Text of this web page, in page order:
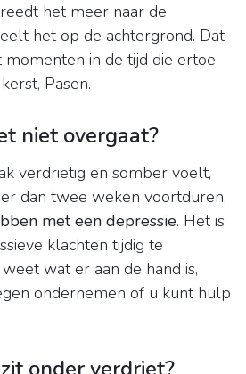
het meer naar de
het op de achtergrond. Dat
in de tijd die ertoe
Pasen.
niet overgaat?
verdrietig en somber voelt,
dan twee weken voortduren,
met een depressie. Het is
klachten tijdig te
wat er aan de hand is,
ondernemen of u kunt hulp